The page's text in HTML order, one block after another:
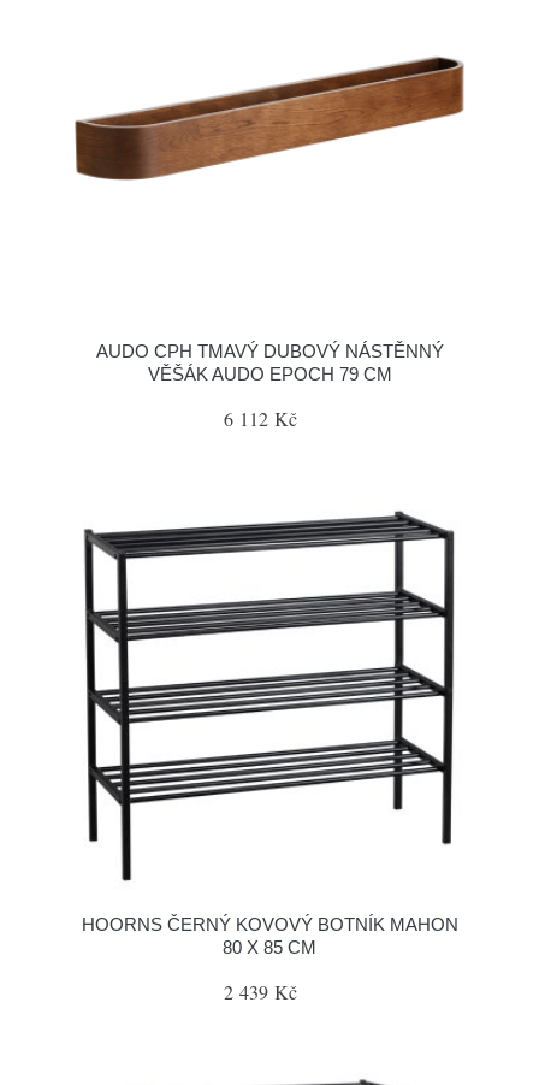
AUDO CPH TMAVÝ DUBOVÝ NÁSTĚNNÝ
VĚŠÁK AUDO EPOCH 79 CM
6 112 Kč
HOORNS ČERNÝ KOVOVÝ BOTNÍK MAHON
80 X 85 CM
2 439 Kč